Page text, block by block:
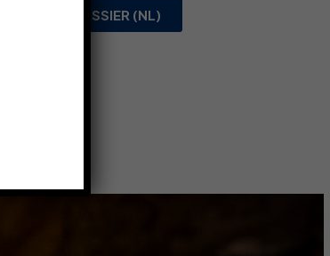
PERSDOSSIER (NL)